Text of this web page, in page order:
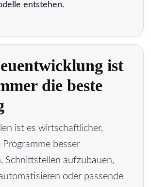
entstehen.
ist
die beste
ist es wirtschaftlicher,
Programme besser
Schnittstellen aufzubauen,
oder passende